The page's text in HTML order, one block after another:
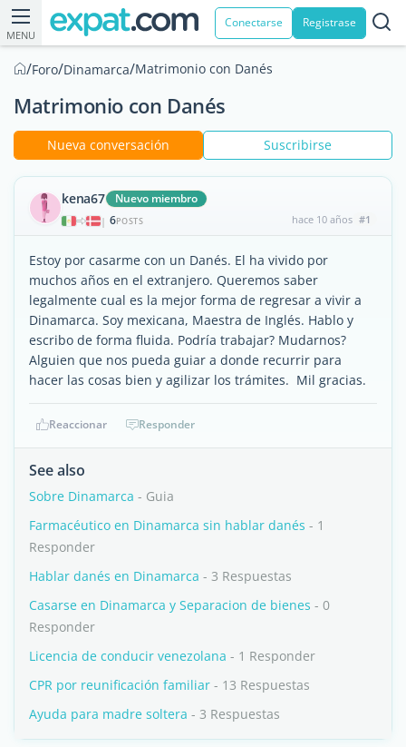
MENU
Conectarse Registrase
/Foro/Dinamarca/Matrimonio con Danés
Matrimonio con Danés
Nueva conversación Suscribirse
kena67 Nuevo miembro
| 6POSTS hace 10 años #1
Estoy por casarme con un Danés. El ha vivido por
muchos años en el extranjero. Queremos saber
legalmente cual es la mejor forma de regresar a vivir a
Dinamarca. Soy mexicana, Maestra de Inglés. Hablo y
escribo de forma fluida. Podría trabajar? Mudarnos?
Alguien que nos pueda guiar a donde recurrir para
hacer las cosas bien y agilizar los trámites. Mil gracias.
Reaccionar Responder
See also
Sobre Dinamarca - Guia
Farmacéutico en Dinamarca sin hablar danés - 1
Responder
Hablar danés en Dinamarca - 3 Respuestas
Casarse en Dinamarca y Separacion de bienes - 0
Responder
Licencia de conducir venezolana - 1 Responder
CPR por reunificación familiar - 13 Respuestas
Ayuda para madre soltera - 3 Respuestas